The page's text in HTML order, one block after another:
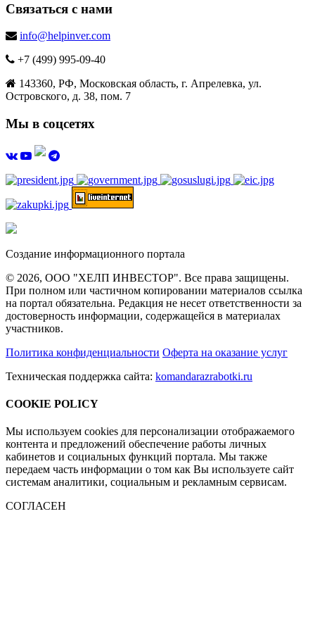
Связаться с нами
info@helpinver.com
+7 (499) 995-09-40
143360, РФ, Московская область, г. Апрелевка, ул.
Островского, д. 38, пом. 7
Мы в соцсетях
Создание информационного портала
© 2026, ООО "ХЕЛП ИНВЕСТОР". Все права защищены.
При полном или частичном копировании материалов ссылка
на портал обязательна. Редакция не несет ответственности за
достоверность информации, содержащейся в материалах
участников.
Политика конфиденциальности Оферта на оказание услуг
Техническая поддержка сайта: komandarazrabotki.ru
COOKIE POLICY
Мы используем cookies для персонализации отображаемого
контента и предложений обеспечение работы личных
кабинетов и социальных функций портала. Мы также
передаем часть информации о том как Вы используете сайт
системам аналитики, социальным и рекламным сервисам.
СОГЛАСЕН